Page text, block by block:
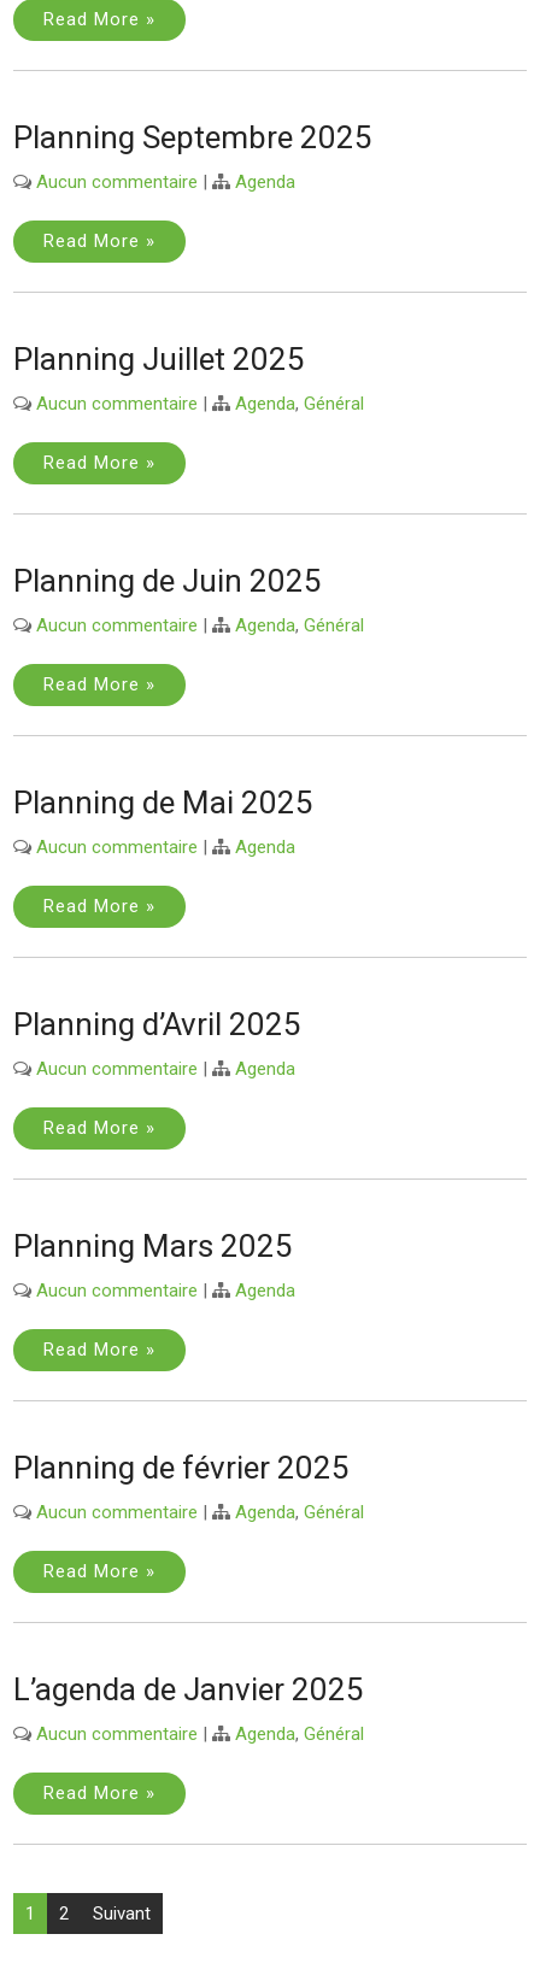
Read More »
Planning Septembre 2025
Aucun commentaire | Agenda
Read More »
Planning Juillet 2025
Aucun commentaire | Agenda,Général
Read More »
Planning de Juin 2025
Aucun commentaire | Agenda,Général
Read More »
Planning de Mai 2025
Aucun commentaire | Agenda
Read More »
Planning d’Avril 2025
Aucun commentaire | Agenda
Read More »
Planning Mars 2025
Aucun commentaire | Agenda
Read More »
Planning de février 2025
Aucun commentaire | Agenda,Général
Read More »
L’agenda de Janvier 2025
Aucun commentaire | Agenda,Général
Read More »
Pagination
des
1 2 Suivant